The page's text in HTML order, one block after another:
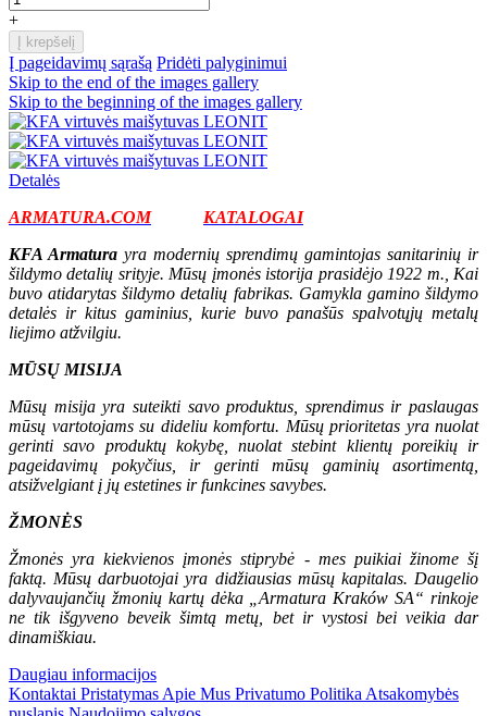
+
Į krepšelį
Į pageidavimų sąrašą Pridėti palyginimui
Skip to the end of the images gallery
Skip to the beginning of the images gallery
Detalės
ARMATURA.COM
KATALOGAI
KFA Armatura yra modernių sprendimų gamintojas sanitarinių ir
šildymo detalių srityje. Mūsų įmonės istorija prasidėjo 1922 m., Kai
buvo atidarytas šildymo detalių fabrikas. Gamykla gamino šildymo
detalės ir kitus gaminius, kurie buvo panašūs spalvotųjų metalų
liejimo atžvilgiu.
MŪSŲ MISIJA
Mūsų misija yra suteikti savo produktus, sprendimus ir paslaugas
mūsų vartotojams su dideliu komfortu. Mūsų prioritetas yra nuolat
gerinti savo produktų kokybę, nuolat stebint klientų poreikių ir
pageidavimų pokyčius, ir gerinti mūsų gaminių asortimentą,
atsižvelgiant į jų estetines ir funkcines savybes.
ŽMONĖS
Žmonės yra kiekvienos įmonės stiprybė - mes puikiai žinome šį
faktą. Mūsų darbuotojai yra didžiausias mūsų kapitalas. Daugelio
dalyvaujančių žmonių kartų dėka „Armatura Kraków SA“ rinkoje
ne tik išgyveno beveik šimtą metų, bet ir vystosi bei veikia dar
dinamiškiau.
Daugiau informacijos
Kontaktai Pristatymas Apie Mus Privatumo Politika Atsakomybės